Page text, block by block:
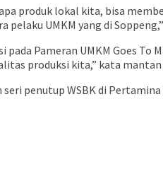
produk lokal kita, bisa
UMKM yang di
Pameran UMKM Goes
produksi kita,” kata
penutup WSBK di